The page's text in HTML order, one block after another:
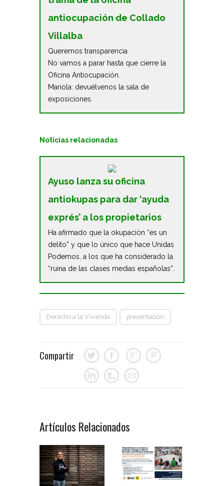
antiocupación de Collado
Villalba
Queremos transparencia.
No vamos a parar hasta que cierre la
Oficina Antiocupación.
Mariola: devuélvenos la sala de
exposiciones.
Noticias relacionadas
Ayuso lanza su oficina
antiokupas para dar ‘ayuda
exprés’ a los propietarios
Ha afirmado que la okupación “es un
delito” y que lo único que hace Unidas
Podemos, a los que ha considerado la
“ruina de las clases medias españolas”.
Derecho a la Vivienda presentacion
Compartir
Artículos Relacionados